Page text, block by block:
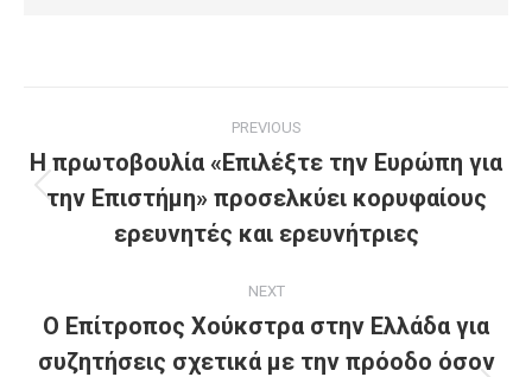
navigation
PREVIOUS
Previous
post:
Η πρωτοβουλία «Επιλέξτε την Ευρώπη για
την Επιστήμη» προσελκύει κορυφαίους
ερευνητές και ερευνήτριες
NEXT
Ο Επίτροπος Χούκστρα στην Ελλάδα για
συζητήσεις σχετικά με την πρόοδο όσον